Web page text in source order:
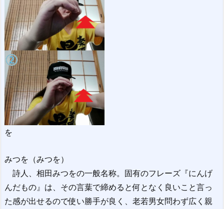
を
みつを（みつを）
詩人、相田みつをの一般名称。固有のフレーズ『にんげ
んだもの』は、その言葉で締めると何となく良いこと言っ
た感が出せるので使い勝手が良く、老若男女問わず広く親